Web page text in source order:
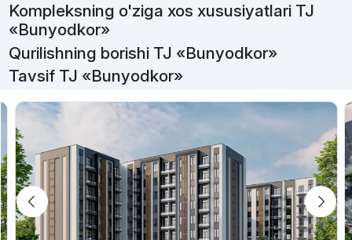
Kompleksning o'ziga xos xususiyatlari TJ
«Bunyodkor»
Qurilishning borishi TJ «Bunyodkor»
Tavsif TJ «Bunyodkor»